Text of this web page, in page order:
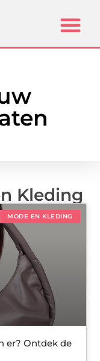
Kleding
MODE EN KLEDING
er? Ontdek de